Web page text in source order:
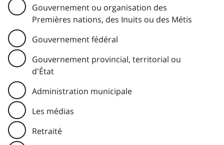
Gouvernement ou organisation des
Premières nations, des Inuits ou des Métis
Gouvernement fédéral
Gouvernement provincial, territorial ou
d'État
Administration municipale
Les médias
Retraité